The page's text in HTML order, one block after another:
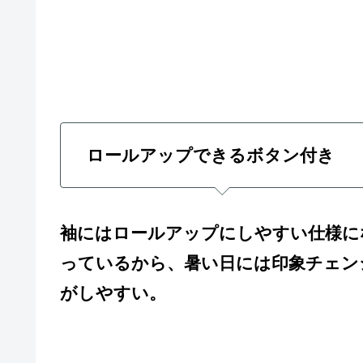
ロールアップできるボタン付き
袖にはロールアップにしやすい仕様
っているから、暑い日には印象チェン
がしやすい。